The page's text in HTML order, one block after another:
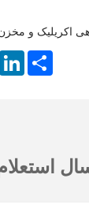
اکریلیک و
PinterestLinkedIn